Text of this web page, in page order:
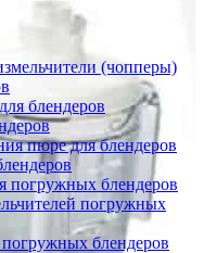
(чопперы)
блендеров
пюре для блендеров
погружных блендеров
погружных
блендеров